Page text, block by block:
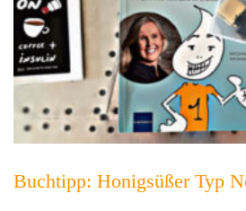
Buchtipp: Honigsüßer Typ